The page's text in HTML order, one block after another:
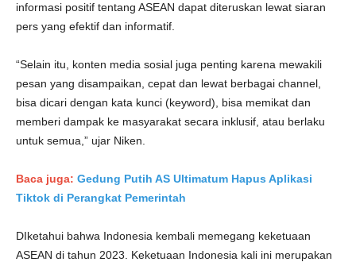
informasi positif tentang ASEAN dapat diteruskan lewat siaran
pers yang efektif dan informatif.
“Selain itu, konten media sosial juga penting karena mewakili
pesan yang disampaikan, cepat dan lewat berbagai channel,
bisa dicari dengan kata kunci (keyword), bisa memikat dan
memberi dampak ke masyarakat secara inklusif, atau berlaku
untuk semua,” ujar Niken.
Baca juga: Gedung Putih AS Ultimatum Hapus Aplikasi
Tiktok di Perangkat Pemerintah
DIketahui bahwa Indonesia kembali memegang keketuaan
ASEAN di tahun 2023. Keketuaan Indonesia kali ini merupakan